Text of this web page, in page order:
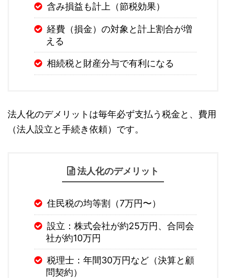
含み損益も計上（節税効果）
経費（損金）の対象と計上割合が増
える
相続税と財産分与で有利になる
法人化のデメリットは毎年必ず支払う税金と、費用
（法人設立と手続き依頼）です。
法人化のデメリット
住民税の均等割（7万円〜）
設立：株式会社が約25万円、合同会
社が約10万円
税理士：年間30万円など（決算と顧
問契約）